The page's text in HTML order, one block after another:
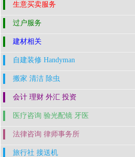
生意买卖服务
过户服务
建材相关
自建装修 Handyman
搬家 清洁 除虫
会计 理财 外汇 投资
医疗咨询 验光配镜 牙医
法律咨询 律师事务所
旅行社 接送机